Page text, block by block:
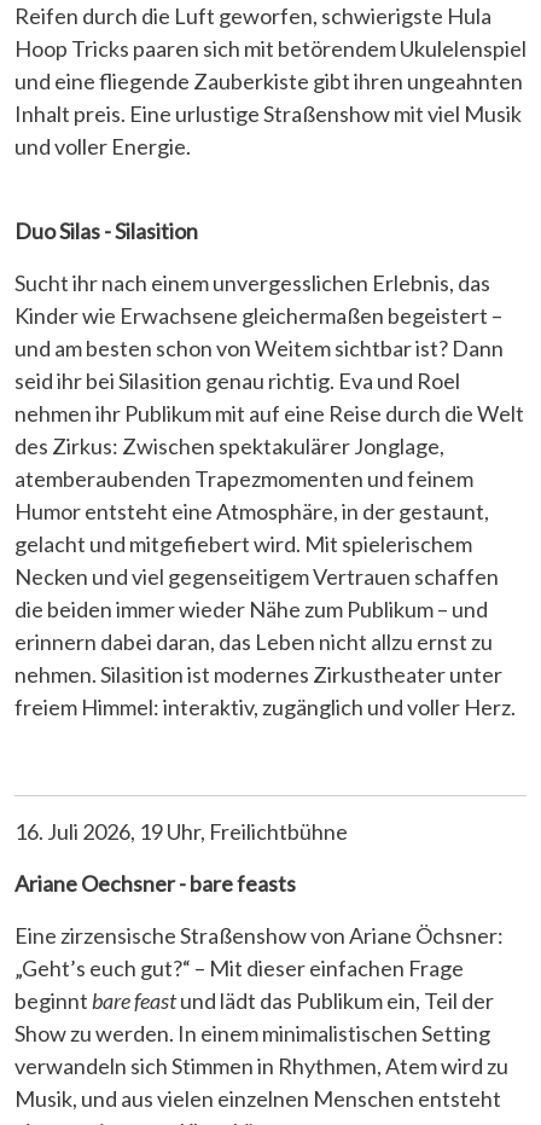
Reifen durch die Luft geworfen, schwierigste Hula
Hoop Tricks paaren sich mit betörendem Ukulelenspiel
und eine fliegende Zauberkiste gibt ihren ungeahnten
Inhalt preis. Eine urlustige Straßenshow mit viel Musik
und voller Energie.
Duo Silas - Silasition
Sucht ihr nach einem unvergesslichen Erlebnis, das
Kinder wie Erwachsene gleichermaßen begeistert –
und am besten schon von Weitem sichtbar ist? Dann
seid ihr bei Silasition genau richtig. Eva und Roel
nehmen ihr Publikum mit auf eine Reise durch die Welt
des Zirkus: Zwischen spektakulärer Jonglage,
atemberaubenden Trapezmomenten und feinem
Humor entsteht eine Atmosphäre, in der gestaunt,
gelacht und mitgefiebert wird. Mit spielerischem
Necken und viel gegenseitigem Vertrauen schaffen
die beiden immer wieder Nähe zum Publikum – und
erinnern dabei daran, das Leben nicht allzu ernst zu
nehmen. Silasition ist modernes Zirkustheater unter
freiem Himmel: interaktiv, zugänglich und voller Herz.
16. Juli 2026, 19 Uhr, Freilichtbühne
Ariane Oechsner - bare feasts
Eine zirzensische Straßenshow von Ariane Öchsner:
„Geht’s euch gut?“ – Mit dieser einfachen Frage
beginnt bare feastund lädt das Publikum ein, Teil der
Show zu werden. In einem minimalistischen Setting
verwandeln sich Stimmen in Rhythmen, Atem wird zu
Musik, und aus vielen einzelnen Menschen entsteht